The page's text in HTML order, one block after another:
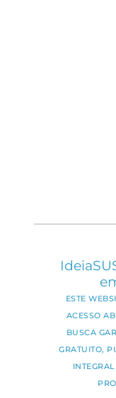
ESTE
ACESSO
BUSCA
GRATUITO,